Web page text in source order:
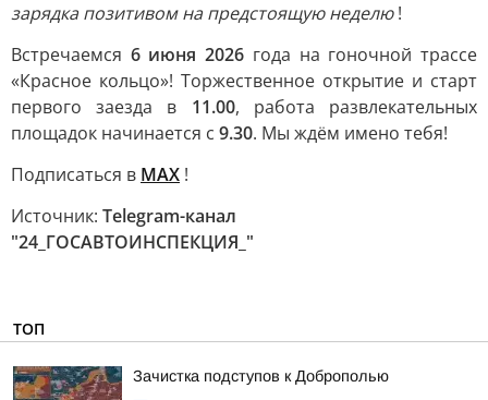
зарядка позитивом на предстоящую неделю!
Встречаемся 6 июня 2026 года на гоночной трассе
«Красное кольцо»! Торжественное открытие и старт
первого заезда в 11.00, работа развлекательных
площадок начинается с 9.30. Мы ждём имено тебя!
Подписаться в МАХ !
Источник: Telegram-канал
"24_ГОСАВТОИНСПЕКЦИЯ_"
ТОП
Зачистка подступов к Доброполью